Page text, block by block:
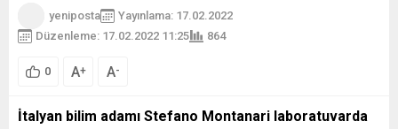
yeniposta
Yayınlama: 17.02.2022
Düzenleme: 17.02.2022 11:25
864
0 A+ A-
İtalyan bilim adamı Stefano Montanari laboratuvarda